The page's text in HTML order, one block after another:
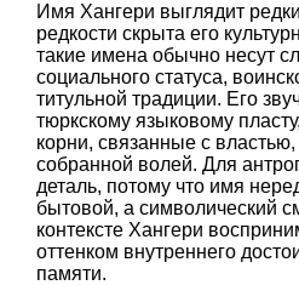
Имя Хангери выглядит
редкости скрыта его
такие имена обычно несут
социального статуса,
титульной традиции. Его
тюркскому языковому
корни, связанные с
собранной волей. Для
деталь, потому что имя
бытовой, а символический
контексте Хангери
оттенком внутреннего
памяти.